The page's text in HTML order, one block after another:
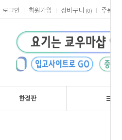
로그인 회원가입 장바구니 (0 ) 주문
한정판